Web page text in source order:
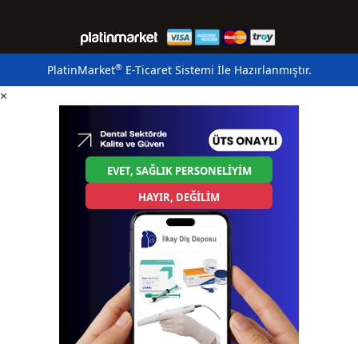
PlatinMarket®E-Ticaret Sistemi İle Hazırlanmıştır.
×
EVET, SAĞLIK PERSONELİYİM
HAYIR, DEĞİLİM